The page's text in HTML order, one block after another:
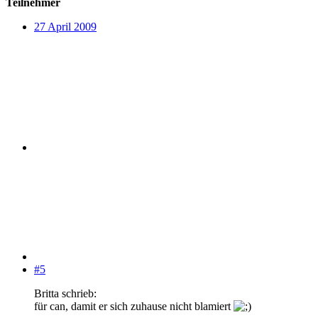
Teilnehmer
27 April 2009
#5
Britta schrieb:
für can, damit er sich zuhause nicht blamiert